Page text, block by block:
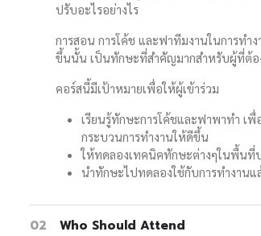
ปรับอะไรอย่างไร
การสอน การโค้ช และฟาทีมงานในการท
ขึ้นนั้น เป็นทักษะที่สำคัญมากสำหรับผู้ที่ต้
คอร์สนี้มีเป้าหมายเพื่อให้ผู้เข้าร่วม
เรียนรู้ทักษะการโค้ชและฟาพาทำ เ
กระบวนการทำงานให้ดีขึ้น
ให้ทดลองเทคนิคทักษะต่างๆในพื้นที่
นำทักษะไปทดลองใช้กับการทำงาน
02 Who Should Attend